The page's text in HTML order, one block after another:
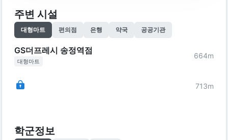
주변 시설
대형마트 편의점 은행 약국 공공기관
GS더프레시 송정역점
대형마트
664m
713m
학군정보